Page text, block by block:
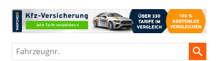
Fahrzeugnr.